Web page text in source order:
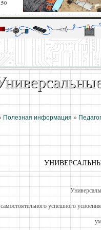
для юных и
и опыт
Полезная информация »
успешного